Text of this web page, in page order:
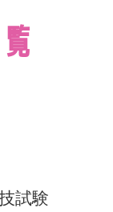
試験